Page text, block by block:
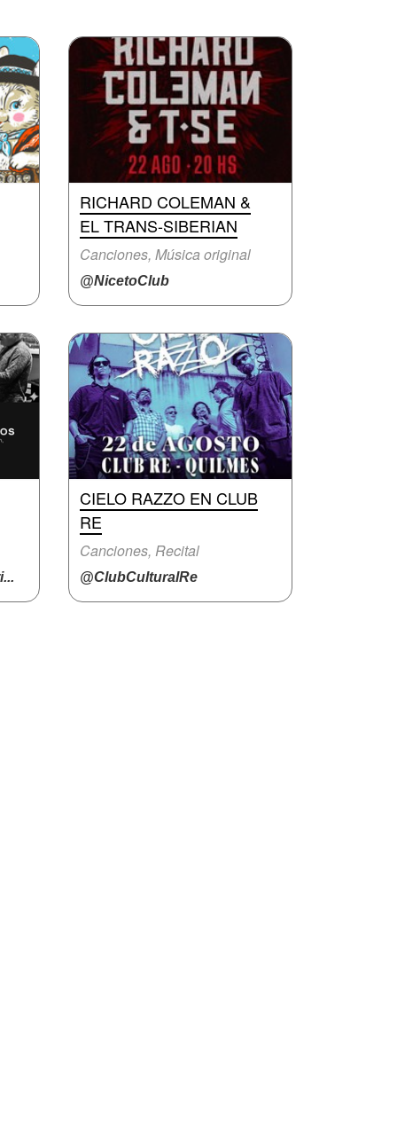
RICHARD COLEMAN &
EL TRANS-SIBERIAN
Canciones, Música original
@NicetoClub
CIELO RAZZO EN CLUB
RE
Canciones, Recital
@ClubCulturalRe